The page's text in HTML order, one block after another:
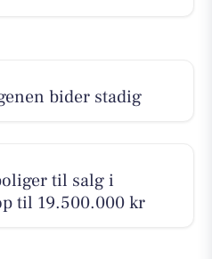
bider stadig
til salg i
til 19.500.000 kr